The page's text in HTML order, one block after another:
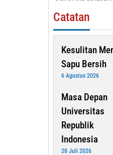
Catatan
Kesulitan
Sapu Bersih
6 Agustus 2026
Masa Depan
Universitas
Republik
Indonesia
28 Juli 2026